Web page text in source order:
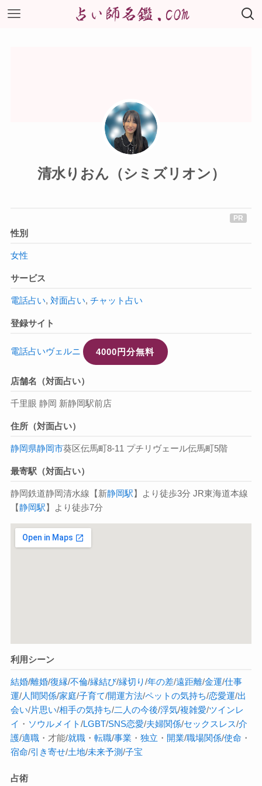
清水りおん（シミズリオン）
性別
女性
サービス
電話占い, 対面占い, チャット占い
登録サイト
電話占いヴェルニ 4000円分無料
店舗名（対面占い）
千里眼 静岡 新静岡駅前店
住所（対面占い）
静岡県静岡市葵区伝馬町8-11 プチリヴェール伝馬町5階
最寄駅（対面占い）
静岡鉄道静岡清水線【新静岡駅】より徒歩3分 JR東海道本線
【静岡駅】より徒歩7分
利用シーン
結婚/離婚/復縁/不倫/縁結び/縁切り/年の差/遠距離/金運/仕事
運/人間関係/家庭/子育て/開運方法/ペットの気持ち/恋愛運/出
会い/片思い/相手の気持ち/二人の今後/浮気/複雑愛/ツインレ
イ ・ ソウルメイト/LGBT/SNS恋愛/夫婦関係/セックスレス/介
護/適職・才能/就職・ 転職/事業 ・ 独立 ・ 開業/職場関係/使命 ・
宿命/引き寄せ/土地/未来予測/子宝
占術